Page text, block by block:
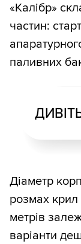
«Калібр»
частин:
паливних
Діаметр
розмах
метрів
варіанти